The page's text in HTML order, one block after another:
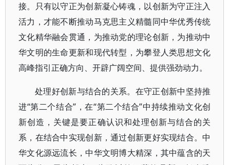
接。只有以守正为创新凝心铸魂，以创新为守正注入
活力，才能不断推动马克思主义精髓同中华优秀传统
文化精华融会贯通，为推动党的理论创新，为推动中
华文明的生命更新和现代转型，为攀登人类思想文化
高峰指引正确方向、开辟广阔空间、提供强劲动力。
处理好创新与结合的关系。在守正创新中坚持推
进“第二个结合”，在“第二个结合”中持续推动文化创
新创造，关键是要正确认识和处理创新与结合的关
系，在结合中实现创新，通过创新更好实现结合。中
华文化源远流长，中华文明博大精深，其中蕴含的天